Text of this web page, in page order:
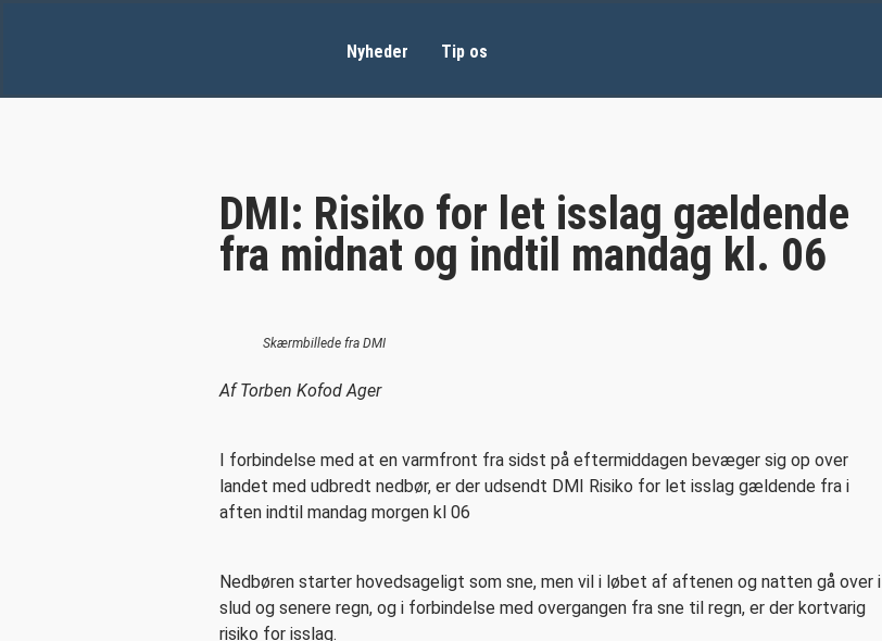
Nyheder Tip os
DMI: Risiko for let isslag gældende
fra midnat og indtil mandag kl. 06
Skærmbillede fra DMI
Af Torben Kofod Ager
I forbindelse med at en varmfront fra sidst på eftermiddagen bevæger sig op over
landet med udbredt nedbør, er der udsendt DMI Risiko for let isslag gældende fra i
aften indtil mandag morgen kl 06
Nedbøren starter hovedsageligt som sne, men vil i løbet af aftenen og natten gå over i
slud og senere regn, og i forbindelse med overgangen fra sne til regn, er der kortvarig
risiko for isslag.